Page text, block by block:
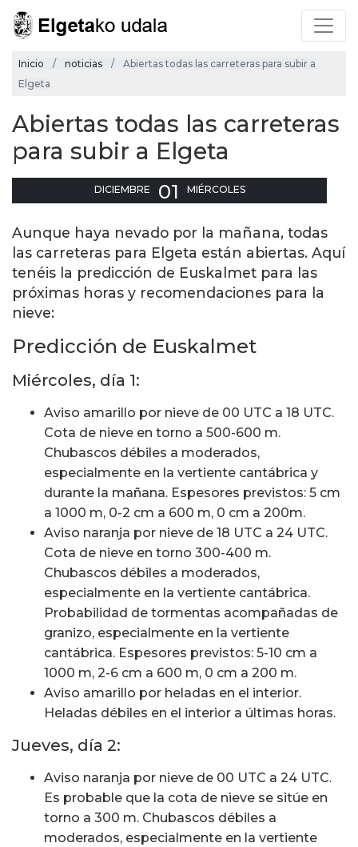
Inicio noticias
Abiertas todas las carreteras para subir a
Elgeta
Abiertas todas las carreteras
para subir a Elgeta
DICIEMBRE 01 MIÉRCOLES
Aunque haya nevado por la mañana, todas
las carreteras para Elgeta están abiertas. Aquí
tenéis la predicción de Euskalmet para las
próximas horas y recomendaciones para la
nieve:
Predicción de Euskalmet
Miércoles, día 1:
Aviso amarillo por nieve de 00 UTC a 18 UTC.
Cota de nieve en torno a 500-600 m.
Chubascos débiles a moderados,
especialmente en la vertiente cantábrica y
durante la mañana. Espesores previstos: 5 cm
a 1000 m, 0-2 cm a 600 m, 0 cm a 200m.
Aviso naranja por nieve de 18 UTC a 24 UTC.
Cota de nieve en torno 300-400 m.
Chubascos débiles a moderados,
especialmente en la vertiente cantábrica.
Probabilidad de tormentas acompañadas de
granizo, especialmente en la vertiente
cantábrica. Espesores previstos: 5-10 cm a
1000 m, 2-6 cm a 600 m, 0 cm a 200 m.
Aviso amarillo por heladas en el interior.
Heladas débiles en el interior a últimas horas.
Jueves, día 2:
Aviso naranja por nieve de 00 UTC a 24 UTC.
Es probable que la cota de nieve se sitúe en
torno a 300 m. Chubascos débiles a
moderados, especialmente en la vertiente